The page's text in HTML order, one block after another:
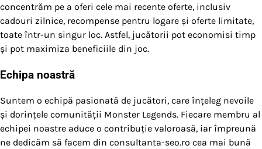
concentrăm pe a oferi cele mai recente oferte, inclusiv
cadouri zilnice, recompense pentru logare și oferte limitate,
toate într-un singur loc. Astfel, jucătorii pot economisi timp
și pot maximiza beneficiile din joc.
Echipa noastră
Suntem o echipă pasionată de jucători, care înțeleg nevoile
și dorințele comunității Monster Legends. Fiecare membru al
echipei noastre aduce o contribuție valoroasă, iar împreună
ne dedicăm să facem din consultanta-seo.ro cea mai bună